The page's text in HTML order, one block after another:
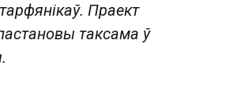
Праект
таксама ў